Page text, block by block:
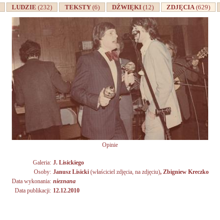
LUDZIE(232) TEKSTY (6) DŹWIĘKI(12) ZDJĘCIA(629)
Opinie
Galeria: J. Lisickiego
Osoby: Janusz Lisicki (właściciel zdjęcia, na zdjęciu), Zbigniew Kreczko
Data wykonania: nieznana
Data publikacji: 12.12.2010